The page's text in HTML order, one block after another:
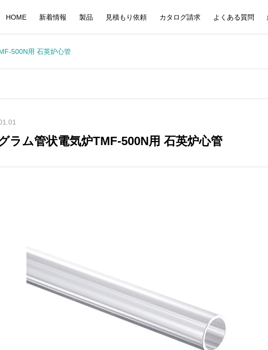
HOME 新着情報 製品 見積もり依頼 カタログ請求 よくある質問
500N用 石英炉心管
ラム管状電気炉TMF-500N用 石英炉心管